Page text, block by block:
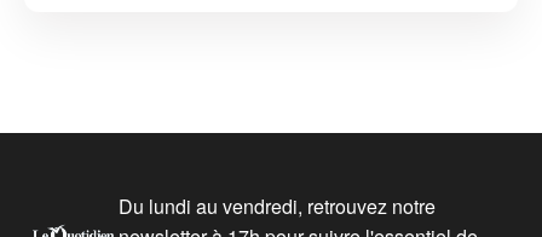
Du lundi au vendredi, retrouvez notre